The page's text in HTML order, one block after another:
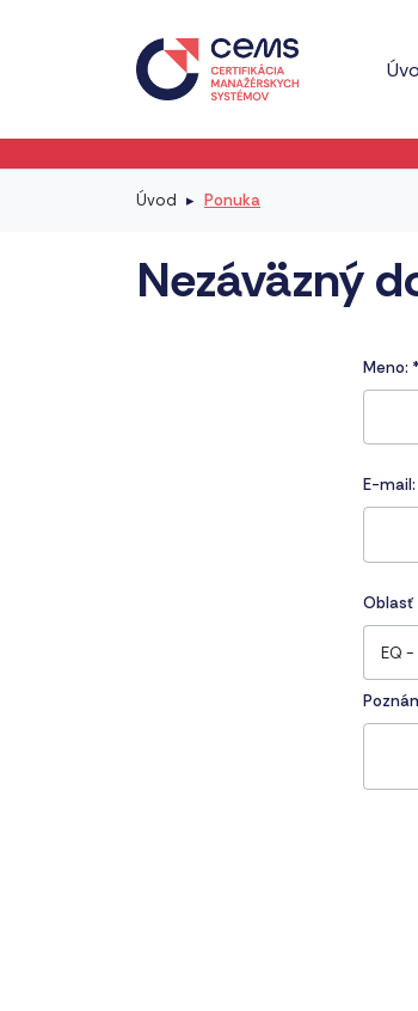
Úvod Ponuka
Nezáväzný
Meno: *
E-mail:
Oblasť